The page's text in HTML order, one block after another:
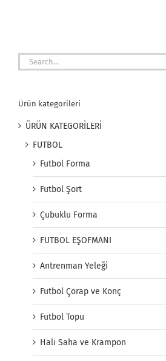
Search
for:
Ürün kategorileri
ÜRÜN KATEGORİLERİ
FUTBOL
Futbol Forma
Futbol Şort
Çubuklu Forma
FUTBOL EŞOFMANI
Antrenman Yeleği
Futbol Çorap ve Konç
Futbol Topu
Halı Saha ve Krampon